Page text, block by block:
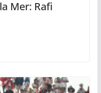
Mer: Rafi